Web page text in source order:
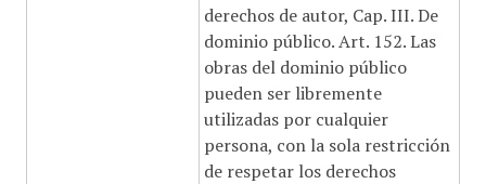
derechos de autor, Cap. III. De
dominio público. Art. 152. Las
obras del dominio público
pueden ser libremente
utilizadas por cualquier
persona, con la sola restricción
de respetar los derechos